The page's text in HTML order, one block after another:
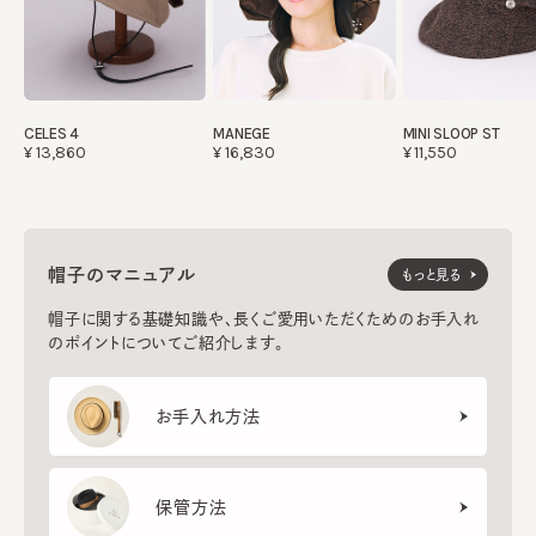
CELES 4
¥13,860
MANEGE
¥16,830
MINI SLOOP ST
¥11,550
帽子のマニュアル
帽子に関する基礎知識や、長くご愛用いただくためのお手入れ
のポイントについてご紹介します。
お手入れ方法
保管方法
もっと見る